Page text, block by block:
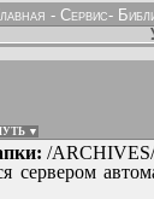
- Сервис-
▼
/
сервером